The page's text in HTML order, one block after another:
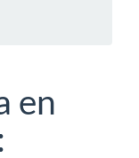
en